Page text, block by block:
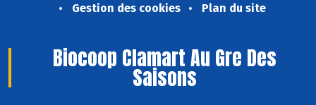
Gestion des cookies
Plan du site
Biocoop Clamart Au Gre Des
Saisons